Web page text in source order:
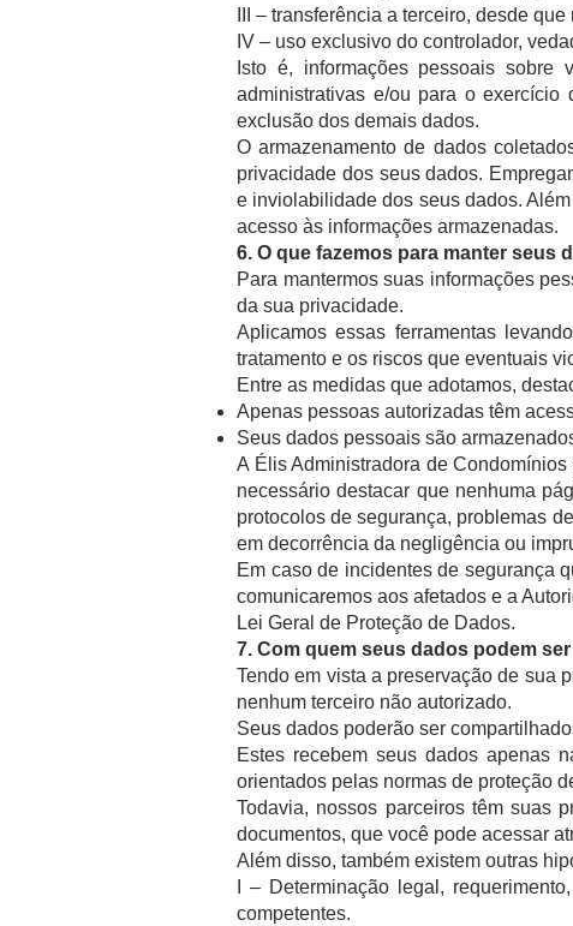
III – transferência a terceiro, desde
IV – uso exclusivo do controlador,
Isto é, informações pessoais
administrativas e/ou para o
exclusão dos demais dados.
O armazenamento de dados
privacidade dos seus dados.
e inviolabilidade dos seus dados.
acesso às informações armazenadas.
6. O que fazemos para manter seus
Para mantermos suas informações
da sua privacidade.
Aplicamos essas ferramentas
tratamento e os riscos que eventuais
Entre as medidas que adotamos,
Apenas pessoas autorizadas têm
Seus dados pessoais são
A Élis Administradora de
necessário destacar que nenhuma
protocolos de segurança, problemas
em decorrência da negligência ou
Em caso de incidentes de segurança
comunicaremos aos afetados e a
Lei Geral de Proteção de Dados.
7. Com quem seus dados podem
Tendo em vista a preservação de sua
nenhum terceiro não autorizado.
Seus dados poderão ser
Estes recebem seus dados apenas
orientados pelas normas de proteção
Todavia, nossos parceiros têm suas
documentos, que você pode acessar
Além disso, também existem outras
I – Determinação legal,
competentes.